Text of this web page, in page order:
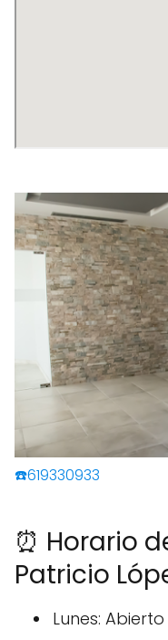
☎️619330933
⏰ Horario
Patricio
Lunes: